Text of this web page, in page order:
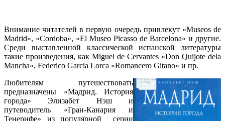
Внимание читателей в первую очередь привлекут «Museos de
Madrid», «Cordoba», «El Museo Picasso de Barcelona» и другие.
Среди выставленной классической испанской литературы
такие произведения, как Мiguel de Cervantes «Don Quijote dela
Mancha», Federico Garcia Lorca «Romancero Gitano» и пр.
Любителям путешествовать
предназначены «Мадрид. История
города» Элизабет Нэш и
путеводитель «Гран-Канария и
Тенерифе» из популярной серии